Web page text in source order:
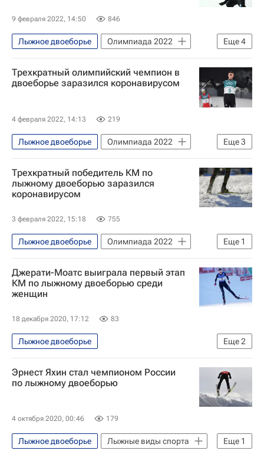
9 февраля 2022, 14:50 846
Еще4
Лыжное двоеборье
Олимпиада 2022
Олимпийские игры
Самир Мастиев
Эрик Френцель
Вячеслав Барков
Трехкратный олимпийский чемпион в
двоеборье заразился коронавирусом
4 февраля 2022, 14:13 219
Еще3
Лыжное двоеборье
Олимпиада 2022
Спорт в условиях пандемии коронавируса
Нолан Зегерт
Пекин
Трехкратный победитель КМ по
лыжному двоеборью заразился
коронавирусом
3 февраля 2022, 15:18 755
Еще 1
Лыжное двоеборье
Олимпиада 2022
Спорт в условиях пандемии коронавируса
Джерати-Моатс выиграла первый этап
КМ по лыжному двоеборью среди
женщин
18 декабря 2020, 17:12 83
Еще2
Лыжное двоеборье
Кубок мира по лыжному двоеборью
Лыжные виды спорта
Эрнест Яхин стал чемпионом России
по лыжному двоеборью
4 октября 2020, 00:46 179
Еще 1
Лыжное двоеборье
Лыжные виды спорта